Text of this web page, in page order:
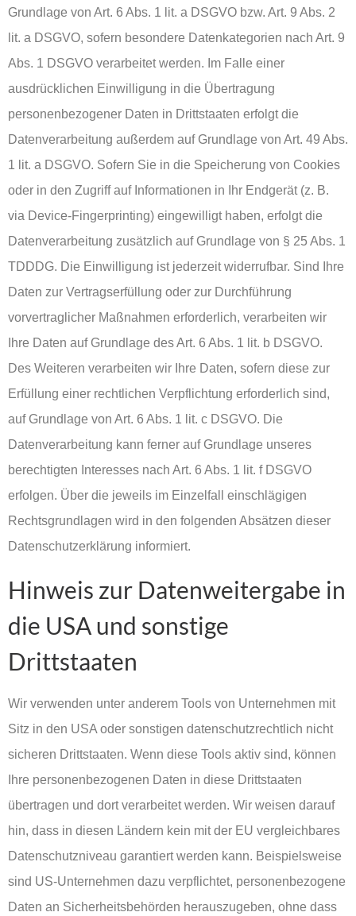
Grundlage von Art. 6 Abs. 1 lit. a DSGVO bzw. Art. 9 Abs. 2
lit. a DSGVO, sofern besondere Datenkategorien nach Art. 9
Abs. 1 DSGVO verarbeitet werden. Im Falle einer
ausdrücklichen Einwilligung in die Übertragung
personenbezogener Daten in Drittstaaten erfolgt die
Datenverarbeitung außerdem auf Grundlage von Art. 49 Abs.
1 lit. a DSGVO. Sofern Sie in die Speicherung von Cookies
oder in den Zugriff auf Informationen in Ihr Endgerät (z. B.
via Device-Fingerprinting) eingewilligt haben, erfolgt die
Datenverarbeitung zusätzlich auf Grundlage von § 25 Abs. 1
TDDDG. Die Einwilligung ist jederzeit widerrufbar. Sind Ihre
Daten zur Vertragserfüllung oder zur Durchführung
vorvertraglicher Maßnahmen erforderlich, verarbeiten wir
Ihre Daten auf Grundlage des Art. 6 Abs. 1 lit. b DSGVO.
Des Weiteren verarbeiten wir Ihre Daten, sofern diese zur
Erfüllung einer rechtlichen Verpflichtung erforderlich sind,
auf Grundlage von Art. 6 Abs. 1 lit. c DSGVO. Die
Datenverarbeitung kann ferner auf Grundlage unseres
berechtigten Interesses nach Art. 6 Abs. 1 lit. f DSGVO
erfolgen. Über die jeweils im Einzelfall einschlägigen
Rechtsgrundlagen wird in den folgenden Absätzen dieser
Datenschutzerklärung informiert.
Hinweis zur Datenweitergabe in
die USA und sonstige
Drittstaaten
Wir verwenden unter anderem Tools von Unternehmen mit
Sitz in den USA oder sonstigen datenschutzrechtlich nicht
sicheren Drittstaaten. Wenn diese Tools aktiv sind, können
Ihre personenbezogenen Daten in diese Drittstaaten
übertragen und dort verarbeitet werden. Wir weisen darauf
hin, dass in diesen Ländern kein mit der EU vergleichbares
Datenschutzniveau garantiert werden kann. Beispielsweise
sind US-Unternehmen dazu verpflichtet, personenbezogene
Daten an Sicherheitsbehörden herauszugeben, ohne dass